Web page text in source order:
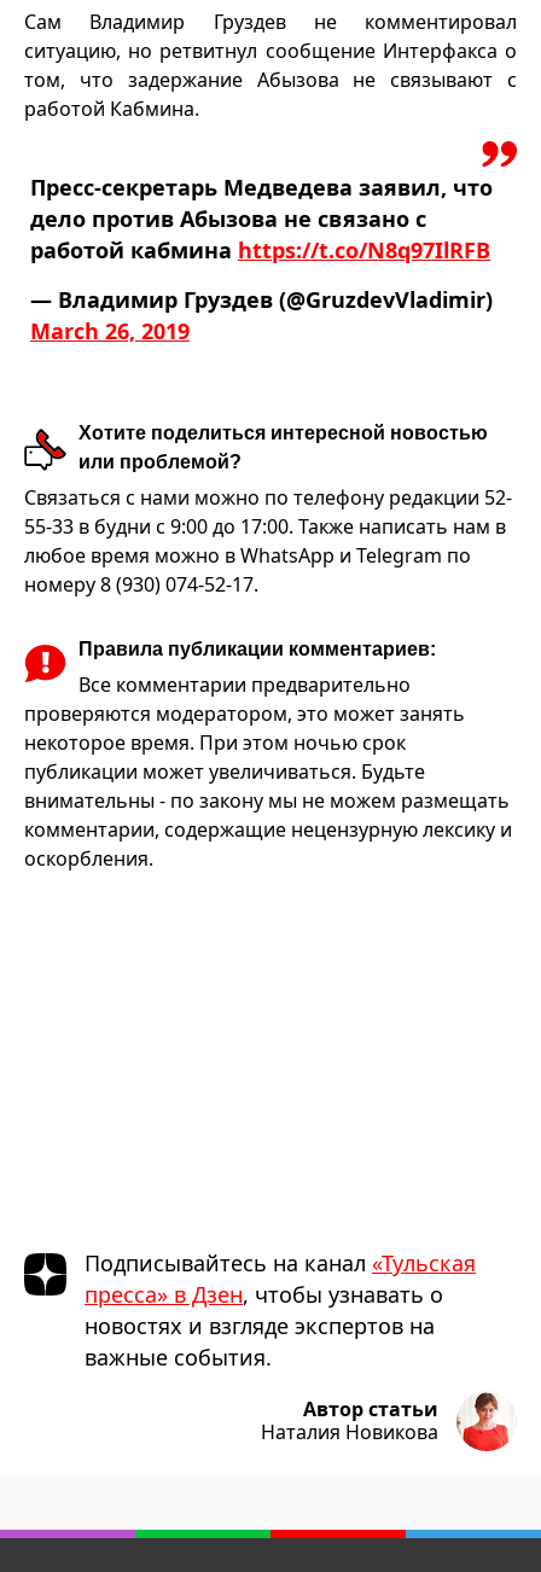
Сам Владимир Груздев не комментировал
ситуацию, но ретвитнул сообщение Интерфакса о
том, что задержание Абызова не связывают с
работой Кабмина.
Пресс-секретарь Медведева заявил, что
дело против Абызова не связано с
работой кабмина https://t.co/N8q97IlRFB
— Владимир Груздев (@GruzdevVladimir)
March 26, 2019
Хотите поделиться интересной новостью
или проблемой?
Связаться с нами можно по телефону редакции 52-
55-33 в будни с 9:00 до 17:00. Также написать нам в
любое время можно в WhatsApp и Telegram по
номеру 8 (930) 074-52-17.
Правила публикации комментариев:
Все комментарии предварительно
проверяются модератором, это может занять
некоторое время. При этом ночью срок
публикации может увеличиваться. Будьте
внимательны - по закону мы не можем размещать
комментарии, содержащие нецензурную лексику и
оскорбления.
Подписывайтесь на канал «Тульская
пресса» в Дзен, чтобы узнавать о
новостях и взгляде экспертов на
важные события.
Автор статьи
Наталия Новикова